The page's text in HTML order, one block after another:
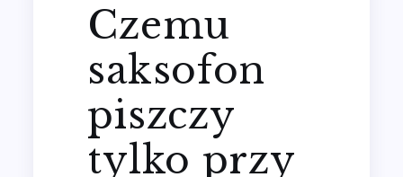
Czemu
saksofon
piszczy
tylko przy